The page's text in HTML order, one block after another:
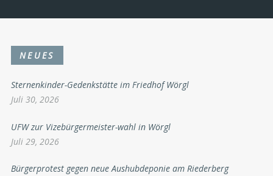
NEUES
Sternenkinder-Gedenkstätte im Friedhof Wörgl
Juli 30, 2026
UFW zur Vizebürgermeister-wahl in Wörgl
Juli 29, 2026
Bürgerprotest gegen neue Aushubdeponie am Riederberg